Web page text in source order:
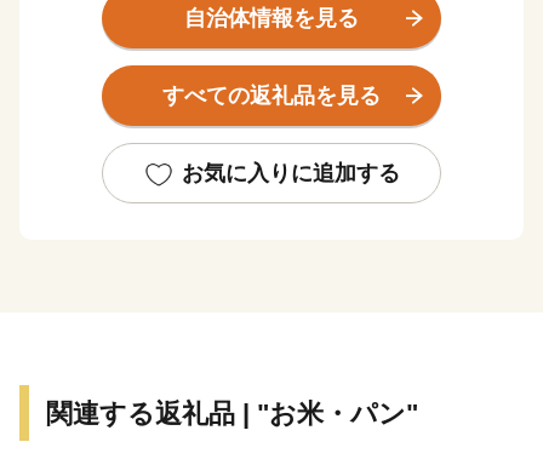
都を模したまちづくりを始めたことから、「土佐の小京
都」と呼ばれています。
【お問い合わせはこちら】
・申込・書類・ご入金方法はこちら
株式会社 本気モード
電話：0875-24-8056
自治体情報を見る
すべての返礼品を見る
お気に入りに追加する
関連する返礼品 | "お米・パン"